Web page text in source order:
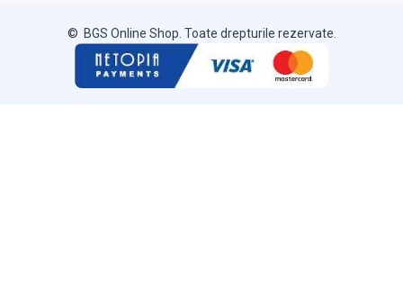
© BGS Online Shop. Toate drepturile rezervate.